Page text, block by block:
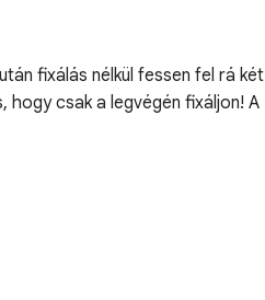
fixálás nélkül fessen fel rá két
hogy csak a legvégén fixáljon! A